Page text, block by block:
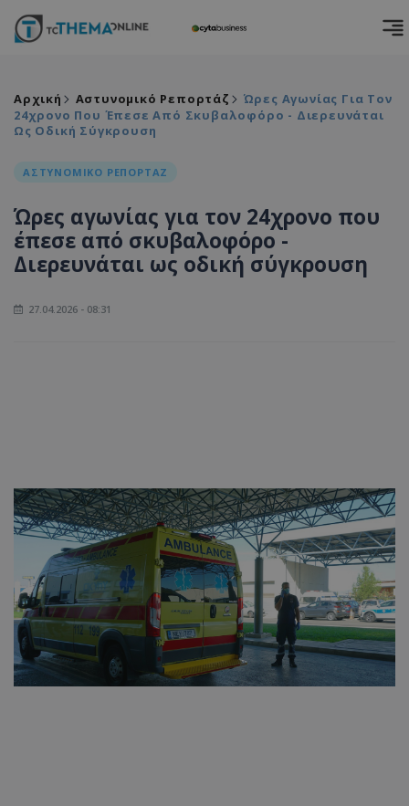
Αρχική Αστυνομικό Ρεπορτάζ
Ώρες Αγωνίας Για Τον
24χρονο Που Έπεσε Από Σκυβαλοφόρο - Διερευνάται
Ως Οδική Σύγκρουση
ΑΣΤΥΝΟΜΙΚΟ ΡΕΠΟΡΤΑΖ
Ώρες αγωνίας για τον 24χρονο που
έπεσε από σκυβαλοφόρο -
Διερευνάται ως οδική σύγκρουση
27.04.2026 - 08:31